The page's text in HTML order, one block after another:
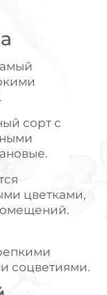
сорт с
цветками,
соцветиями.